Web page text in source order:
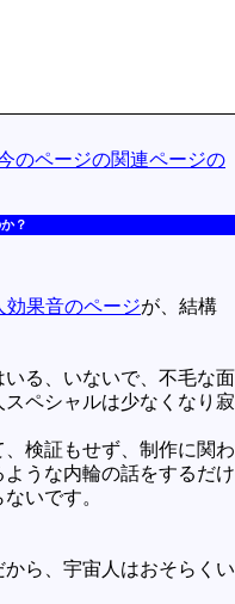
のページの関連ページの
？
効果音のページが、結構
る、いないで、不毛な面
ペシャルは少なくなり寂
検証もせず、制作に関わ
うな内輪の話をするだけ
いです。
ら、宇宙人はおそらくい